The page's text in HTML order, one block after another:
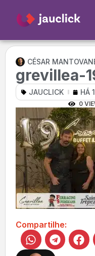
CÉSAR
grevillea-
JAUCLICK HÁ
0
Compartilhe: